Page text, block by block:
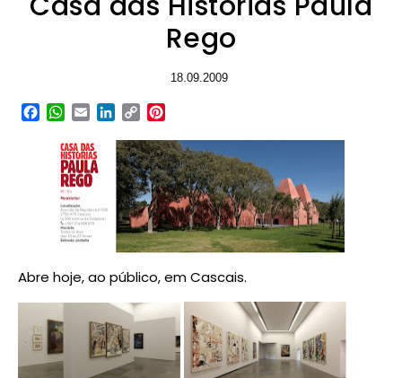
Rego
18.09.2009
Facebook
WhatsApp
EmailLinkedIn
Copy
Abre hoje, ao público, em Cascais.